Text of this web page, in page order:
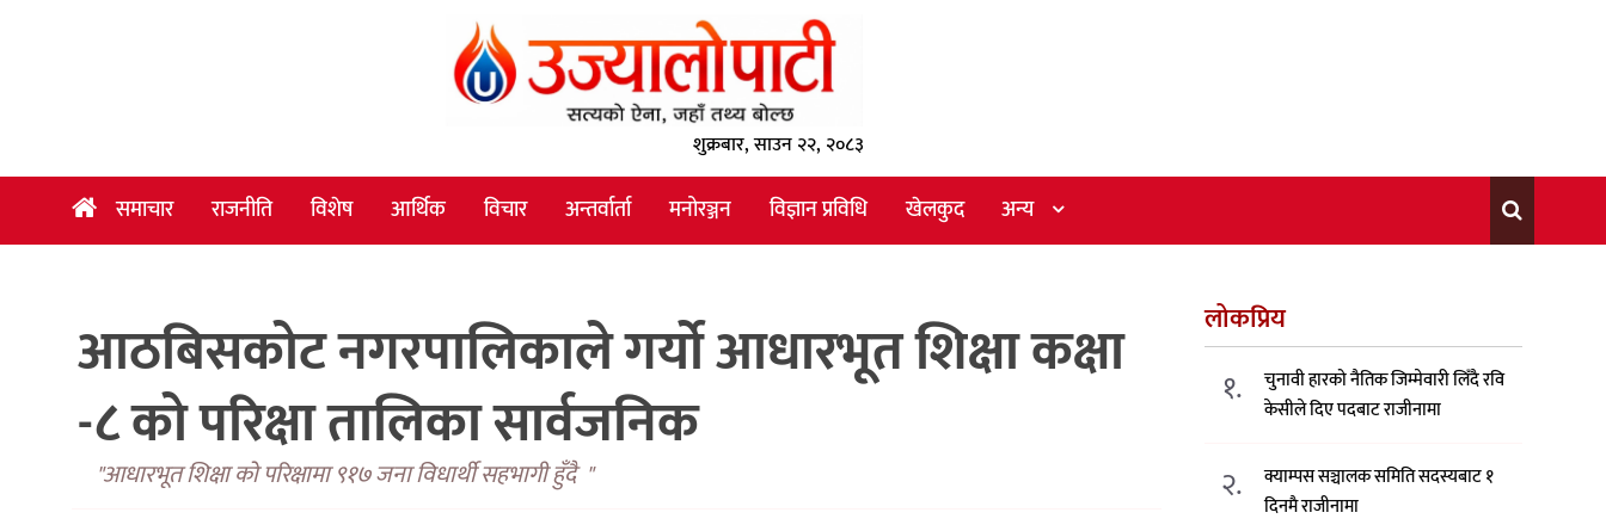
विशेष
अन्तर्वार्ता
विज्ञान
शुक्रबार, साउन २२, २०८३
समाचार राजनीति विशेष आर्थिक विचार अन्तर्वार्ता मनोरञ्जन विज्ञान प्रविधि खेलकुद अन्य
आठबिसकोट नगरपालिकाले गर्यो आधारभूत शिक्षा कक्षा
-८ को परिक्षा तालिका सार्वजनिक
"आधारभूत शिक्षा को परिक्षामा ९१७ जना विधार्थी सहभागी हुँदै "
लोकप्रिय
१.
चुनावी हारको नैतिक जिम्मेवारी लिँदै रवि
केसीले दिए पदबाट राजीनामा
२.
क्याम्पस सञ्चालक समिति सदस्यबाट १
दिनमै राजीनामा